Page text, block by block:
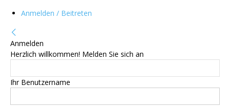
Anmelden / Beitreten
Anmelden
Herzlich willkommen! Melden Sie sich an
Ihr Benutzername